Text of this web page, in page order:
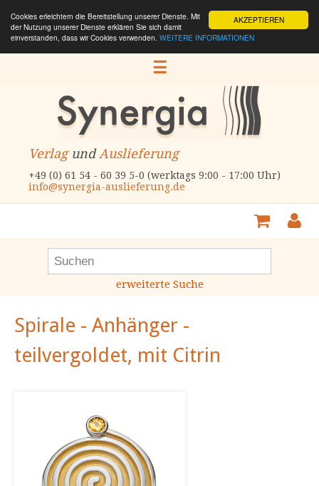
AKZEPTIEREN
Cookies erleichtern die Bereitstellung unserer Dienste. Mit
der Nutzung unserer Dienste erklären Sie sich damit
einverstanden, dass wir Cookies verwenden. WEITERE INFORMATIONEN
☰
VerlagundAuslieferung
+49 (0) 61 54 - 60 39 5-0 (werktags 9:00 - 17:00 Uhr)
info@synergia-auslieferung.de
erweiterte Suche
Spirale - Anhänger -
teilvergoldet, mit Citrin